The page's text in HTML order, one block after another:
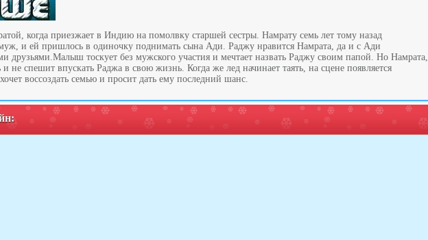
когда приезжает в Индию на помолвку старшей сестры. Намрату семь лет тому назад
и ей пришлось в одиночку поднимать сына Ади. Раджу нравится Намрата, да и с Ади
друзьями.Малыш тоскует без мужского участия и мечтает назвать Раджу своим папой. Но Намрата,
не спешит впускать Раджа в свою жизнь. Когда же лед начинает таять, на сцене появляется
воссоздать семью и просит дать ему последний шанс.